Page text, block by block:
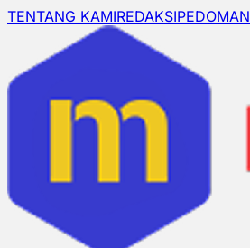
TENTANG KAMIREDAKSIPEDOMAN